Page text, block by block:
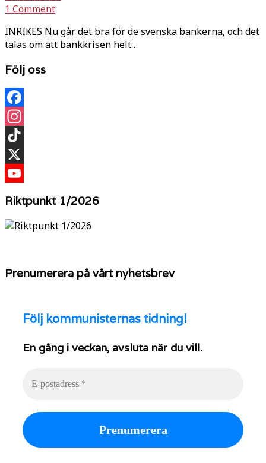
1 Comment
INRIKES Nu går det bra för de svenska bankerna, och det
talas om att bankkrisen helt…
Följ oss
Facebook
Instagram
TikTok
X
Riktpunkt 1/2026
Prenumerera på vårt nyhetsbrev
Följ kommunisternas tidning!
En gång i veckan, avsluta när du vill.